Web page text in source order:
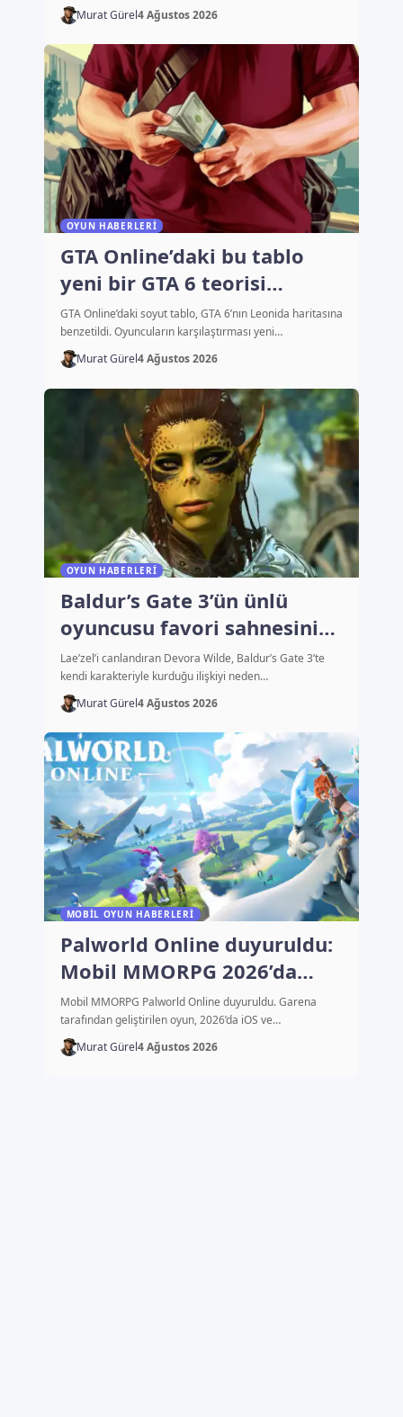
Murat Gürel4 Ağustos 2026
OYUN HABERLERI
GTA Online’daki bu tablo
yeni bir GTA 6 teorisi
başlattı
GTA Online’daki soyut tablo, GTA 6’nın Leonida haritasına
benzetildi. Oyuncuların karşılaştırması yeni…
Murat Gürel4 Ağustos 2026
OYUN HABERLERI
Baldur’s Gate 3’ün ünlü
oyuncusu favori sahnesini
açıkladı
Lae’zel’i canlandıran Devora Wilde, Baldur’s Gate 3’te
kendi karakteriyle kurduğu ilişkiyi neden…
Murat Gürel4 Ağustos 2026
MOBIL OYUN HABERLERI
Palworld Online duyuruldu:
Mobil MMORPG 2026’da
çıkacak
Mobil MMORPG Palworld Online duyuruldu. Garena
tarafından geliştirilen oyun, 2026’da iOS ve…
Murat Gürel4 Ağustos 2026